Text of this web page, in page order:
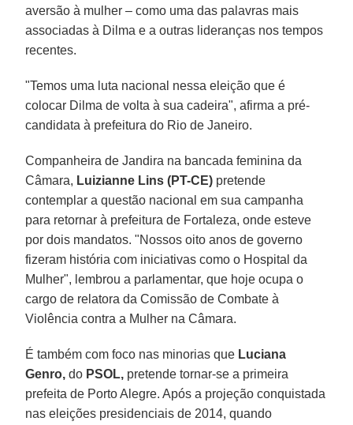
aversão à mulher – como uma das palavras mais
associadas à Dilma e a outras lideranças nos tempos
recentes.
"Temos uma luta nacional nessa eleição que é
colocar Dilma de volta à sua cadeira", afirma a pré-
candidata à prefeitura do Rio de Janeiro.
Companheira de Jandira na bancada feminina da
Câmara, Luizianne Lins (PT-CE) pretende
contemplar a questão nacional em sua campanha
para retornar à prefeitura de Fortaleza, onde esteve
por dois mandatos. "Nossos oito anos de governo
fizeram história com iniciativas como o Hospital da
Mulher", lembrou a parlamentar, que hoje ocupa o
cargo de relatora da Comissão de Combate à
Violência contra a Mulher na Câmara.
É também com foco nas minorias que Luciana
Genro, do PSOL, pretende tornar-se a primeira
prefeita de Porto Alegre. Após a projeção conquistada
nas eleições presidenciais de 2014, quando